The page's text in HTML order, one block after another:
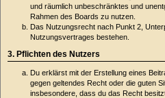
und räumlich unbeschränktes und
Rahmen des Boards zu nutzen.
Das Nutzungsrecht nach Punkt 2,
Nutzungsvertrages bestehen.
3. Pflichten des Nutzers
Du erklärst mit der Erstellung eines
gegen geltendes Recht oder die guten
insbesondere, dass du das Recht